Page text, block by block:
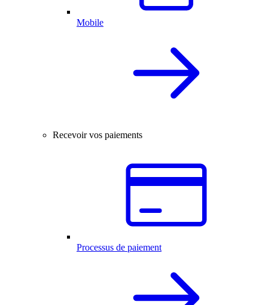
Mobile
Recevoir vos paiements
Processus de paiement